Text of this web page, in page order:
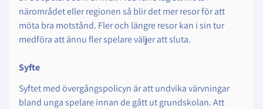
närområdet eller regionen så blir det mer resor för att
möta bra motstånd. Fler och längre resor kan i sin tur
medföra att ännu fler spelare väljer att sluta.
Syfte
Syftet med övergångspolicyn är att undvika värvningar
bland unga spelare innan de gått ut grundskolan. Att